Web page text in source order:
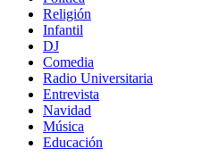
Religión
Infantil
DJ
Comedia
Radio Universitaria
Entrevista
Navidad
Música
Educación